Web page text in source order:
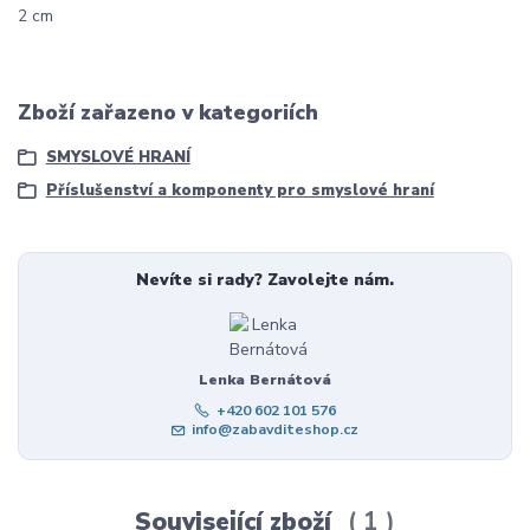
2 cm
Zboží zařazeno v kategoriích
SMYSLOVÉ HRANÍ
Příslušenství a komponenty pro smyslové hraní
Nevíte si rady? Zavolejte nám.
Lenka Bernátová
+420 602 101 576
info@zabavditeshop.cz
Související zboží 1